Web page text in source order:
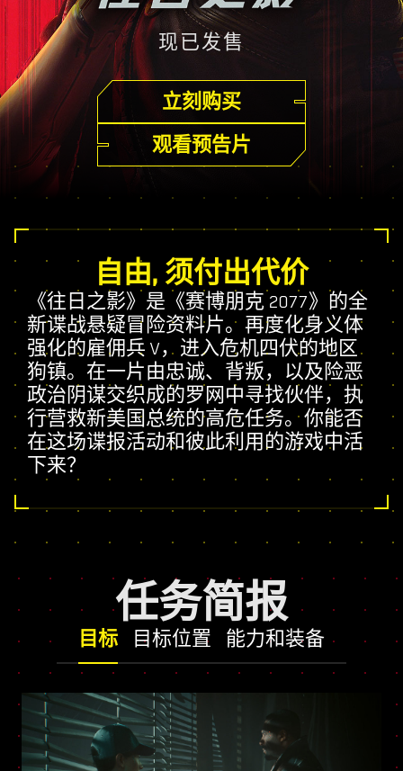
现已发售
立刻购买
观看预告片
自由, 须付出代价
《往日之影》是《赛博朋克 2077》的全
新谍战悬疑冒险资料片。再度化身义体
强化的雇佣兵 V，进入危机四伏的地区
狗镇。在一片由忠诚、背叛，以及险恶
政治阴谋交织成的罗网中寻找伙伴，执
行营救新美国总统的高危任务。你能否
在这场谍报活动和彼此利用的游戏中活
下来？
任务简报
目标 目标位置 能力和装备